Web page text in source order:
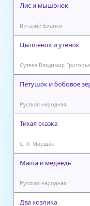
Лис и мышонок
Виталий Бианки
Цыпленок и утенок
Сутеев Владимир
Русская народная
Тихая сказка
С. Я. Маршак
Маша и медведь
Русская народная
Два козлика